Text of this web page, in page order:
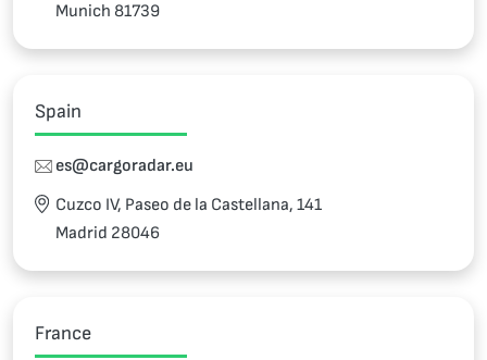
Munich 81739
Spain
es@cargoradar.eu
Cuzco IV, Paseo de la Castellana, 141
Madrid 28046
France